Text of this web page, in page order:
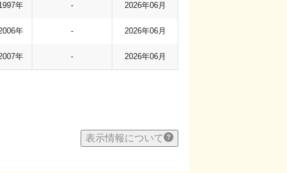
年 - 2026年06月
年 - 2026年06月
年 - 2026年06月
表示情報について